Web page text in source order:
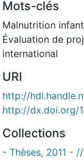
Mots-clés
Malnutrition
Évaluation de
international
URI
http://
http://dx.doi.org/
Collections
- Thèses, 2011 -